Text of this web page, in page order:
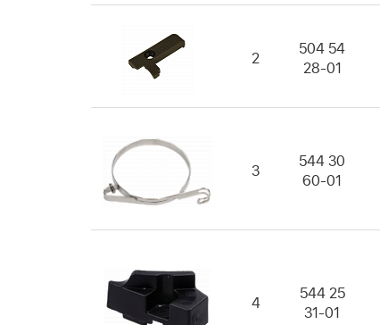
2
504 54
28-01
3
544 30
60-01
4
544 25
31-01